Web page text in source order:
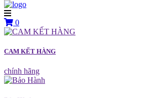
0
CAM KẾT HÀNG
chính hãng